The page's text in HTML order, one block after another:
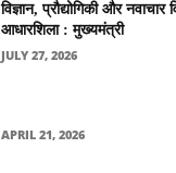
विज्ञान, प्रौद्योगिकी और
आधारशिला : मुख्यमंत्री
JULY 27, 2026
APRIL 21, 2026